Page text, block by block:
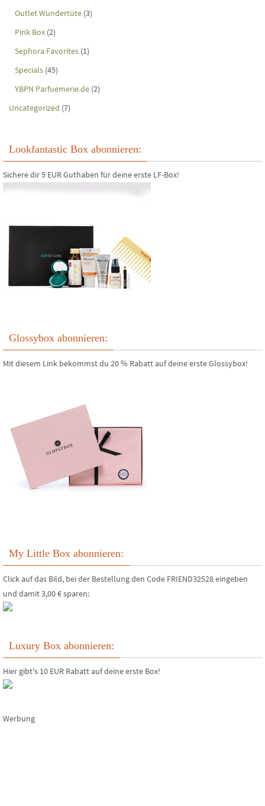
Outlet Wundertüte (3)
Pink Box (2)
Sephora Favorites (1)
Specials (45)
YBPN Parfuemerie.de (2)
Uncategorized (7)
Lookfantastic Box abonnieren:
Sichere dir 5 EUR Guthaben für deine erste LF-Box!
Glossybox abonnieren:
Mit diesem Link bekommst du 20 % Rabatt auf deine erste Glossybox!
My Little Box abonnieren:
Click auf das Bild, bei der Bestellung den Code FRIEND32528 eingeben
und damit 3,00 € sparen:
Luxury Box abonnieren:
Hier gibt's 10 EUR Rabatt auf deine erste Box!
Werbung